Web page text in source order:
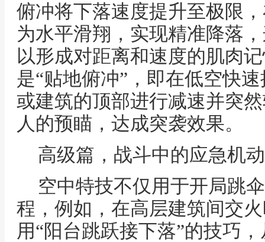
俯冲将下落速度提升至极限
为水平滑翔，实现精准降落
以形成对距离和速度的肌肉
是“贴地俯冲”，即在低空快
或建筑的顶部进行减速并突
人的预瞄，达成突袭效果。
高级篇，战斗中的应急机
空中特技不仅用于开局跳
程，例如，在高层建筑间交
用“阳台跳跃接下落”的技巧